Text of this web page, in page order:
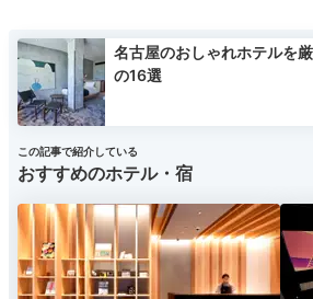
名古屋のおしゃれホテルを
の16選
この記事で紹介している
おすすめのホテル・宿